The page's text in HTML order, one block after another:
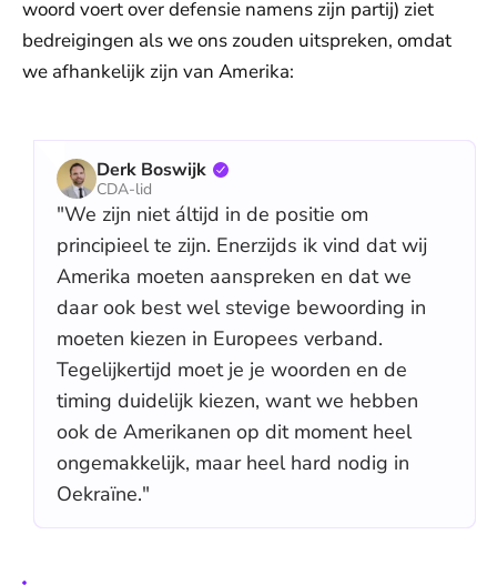
woord voert over defensie namens zijn partij) ziet
bedreigingen als we ons zouden uitspreken, omdat
we afhankelijk zijn van Amerika:
Derk Boswijk
CDA-lid
"We zijn niet áltijd in de positie om
principieel te zijn. Enerzijds ik vind dat wij
Amerika moeten aanspreken en dat we
daar ook best wel stevige bewoording in
moeten kiezen in Europees verband.
Tegelijkertijd moet je je woorden en de
timing duidelijk kiezen, want we hebben
ook de Amerikanen op dit moment heel
ongemakkelijk, maar heel hard nodig in
Oekraïne."